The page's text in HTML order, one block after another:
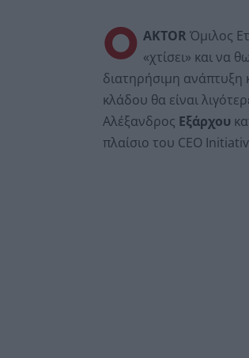
Ο AKTOR Όμιλος
«χτίσει» και να
διατηρήσιμη ανάπτυξη
κλάδου θα είναι
Αλέξανδρος Εξάρχου
πλαίσιο του CEO